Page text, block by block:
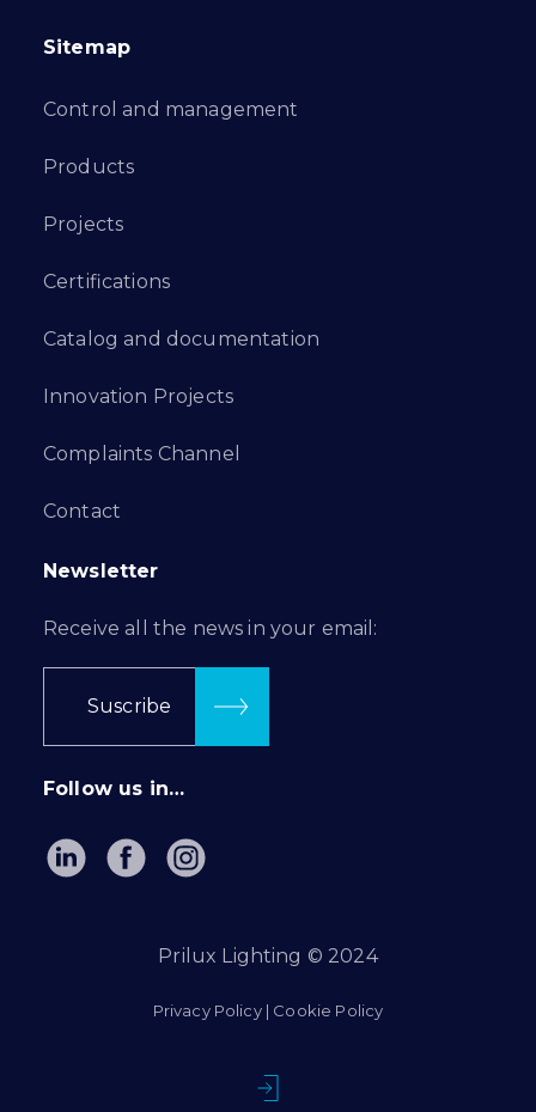
Sitemap
Control and management
Products
Projects
Certifications
Catalog and documentation
Innovation Projects
Complaints Channel
Contact
Newsletter
Receive all the news in your email:
Suscribe
Follow us in…
Prilux Lighting © 2024
Privacy Policy| Cookie Policy